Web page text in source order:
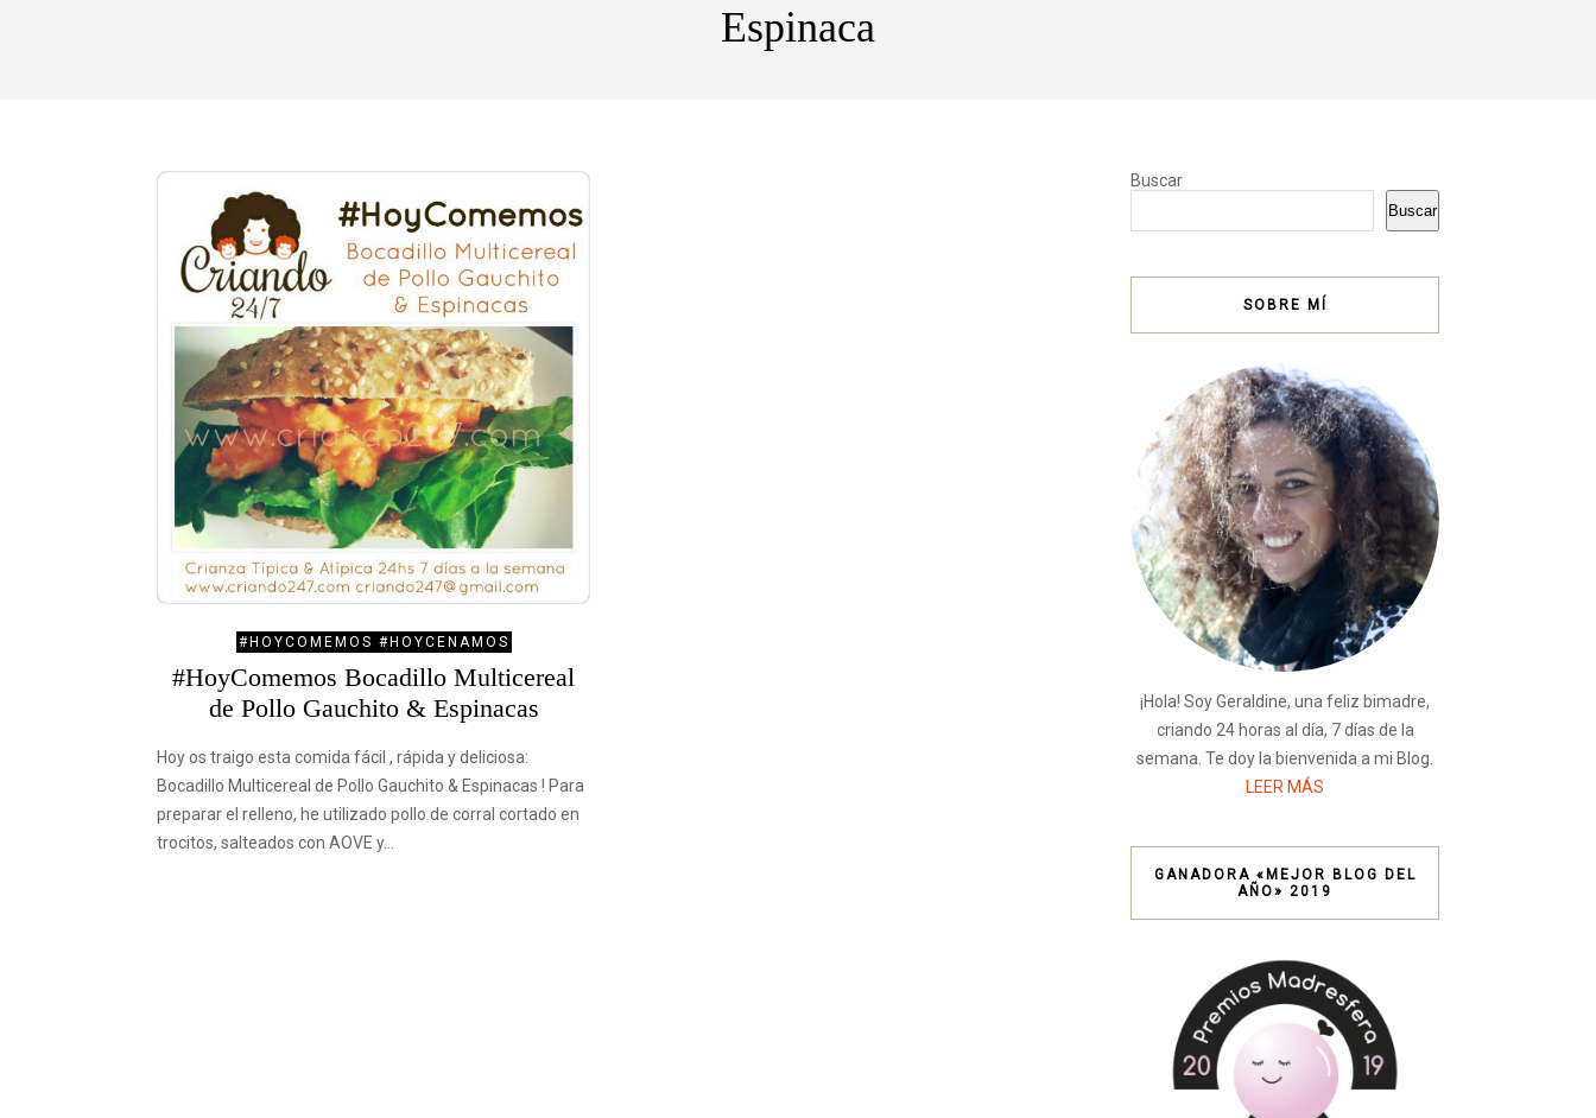
Espinaca
#HOYCOMEMOS #HOYCENAMOS
#HoyComemos Bocadillo Multicereal
de Pollo Gauchito & Espinacas
Hoy os traigo esta comida fácil , rápida y deliciosa:
Bocadillo Multicereal de Pollo Gauchito & Espinacas ! Para
preparar el relleno, he utilizado pollo de corral cortado en
trocitos, salteados con AOVE y…
Buscar
Buscar
SOBRE MÍ
¡Hola! Soy Geraldine, una feliz bimadre,
criando 24 horas al día, 7 días de la
semana. Te doy la bienvenida a mi Blog.
LEER MÁS
GANADORA «MEJOR BLOG DEL
AÑO» 2019